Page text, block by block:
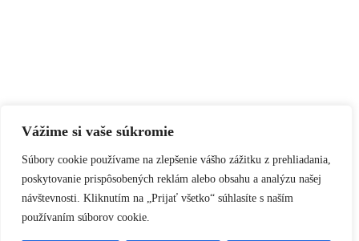
Vážime si vaše súkromie
Súbory cookie používame na zlepšenie vášho zážitku z prehliadania,
poskytovanie prispôsobených reklám alebo obsahu a analýzu našej
návštevnosti. Kliknutím na „Prijať všetko“ súhlasíte s naším
používaním súborov cookie.